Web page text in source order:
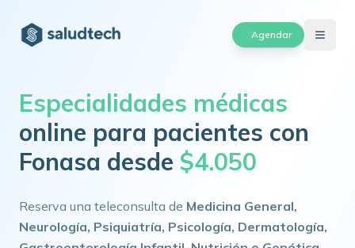
Agendar
Especialidades médicas
online para pacientes con
Fonasa desde $4.050
Reserva una teleconsulta de Medicina General,
Neurología, Psiquiatría, Psicología, Dermatología,